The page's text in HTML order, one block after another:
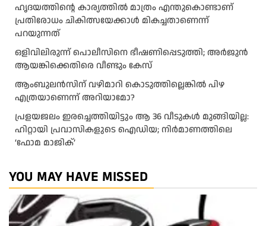
ഹൃദയത്തിന്റെ കാര്യത്തിൽ മാത്രം എന്തുകൊണ്ടാണ്
പ്രതിരോധം ചികിത്സയേക്കാൾ മികച്ചതാണെന്ന്
പറയുന്നത്
ഒളിവിലിരുന്ന് പൊലീസിനെ ഭീഷണിപ്പെടുത്തി; അർജുൻ
ആയങ്കിക്കെതിരെ വീണ്ടും കേസ്
ആംബുലന്‍സിന് വഴിമാറി കൊടുത്തില്ലെങ്കില്‍ പിഴ
എത്രയാണെന്ന് അറിയാമോ?
പ്രളയജലം ഇരച്ചെത്തിയിട്ടും ആ 36 വീടുകൾ മുങ്ങിയില്ല:
ഹിറ്റായി പ്രവാസികളുടെ ഐഡിയ; നിർമാണത്തിലെ
‘ഫോമ മാജിക്’
YOU MAY HAVE MISSED